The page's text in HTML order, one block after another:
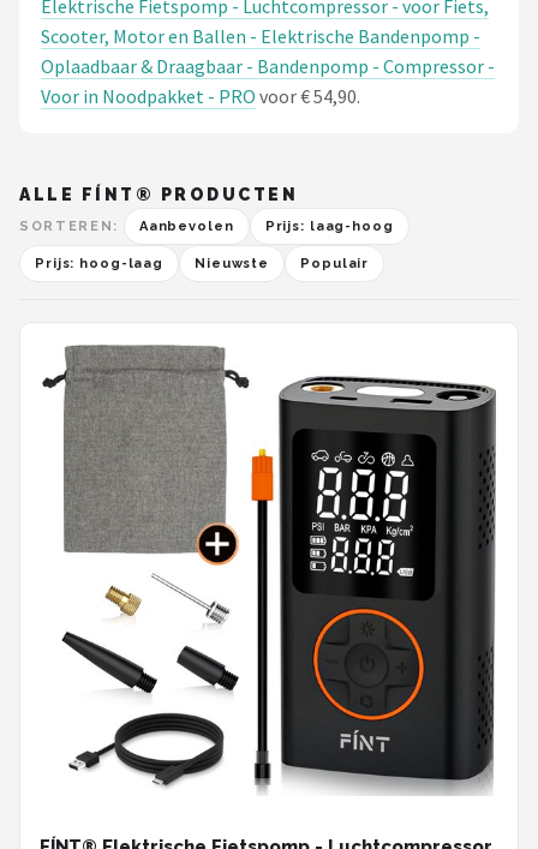
Elektrische Fietspomp - Luchtcompressor - voor Fiets,
Scooter, Motor en Ballen - Elektrische Bandenpomp -
Oplaadbaar & Draagbaar - Bandenpomp - Compressor -
Voor in Noodpakket - PRO voor € 54,90.
ALLE FÍNT® PRODUCTEN
SORTEREN: Aanbevolen Prijs: laag-hoog
Prijs: hoog-laag Nieuwste Populair